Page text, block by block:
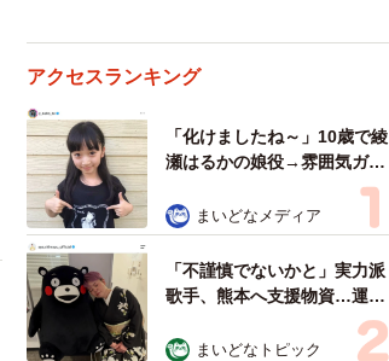
アクセスランキング
「化けましたね～」10歳で綾
瀬はるかの娘役→雰囲気ガラ
リの18歳に成長 「メイクで
雰囲気が」「宝塚に入れそ
う」
まいどなメディア
「不謹慎でないかと」実力派
歌手、熊本へ支援物資…運搬
トラックの車体デザインにた
めらい 「痛いほど伝わる」
まいどなトピック